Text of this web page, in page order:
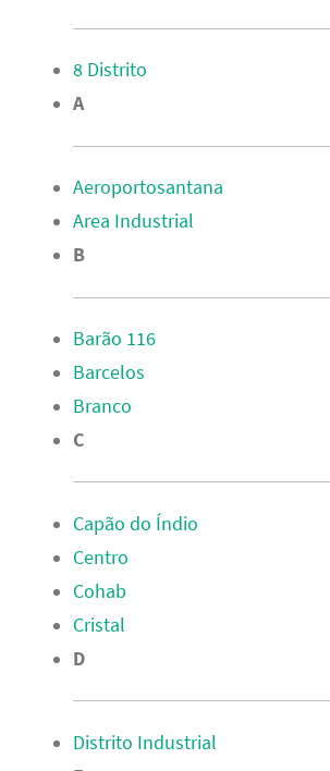
8 Distrito
A
Aeroportosantana
Area Industrial
B
Barão 116
Barcelos
Branco
C
Capão do Índio
Centro
Cohab
Cristal
D
Distrito Industrial